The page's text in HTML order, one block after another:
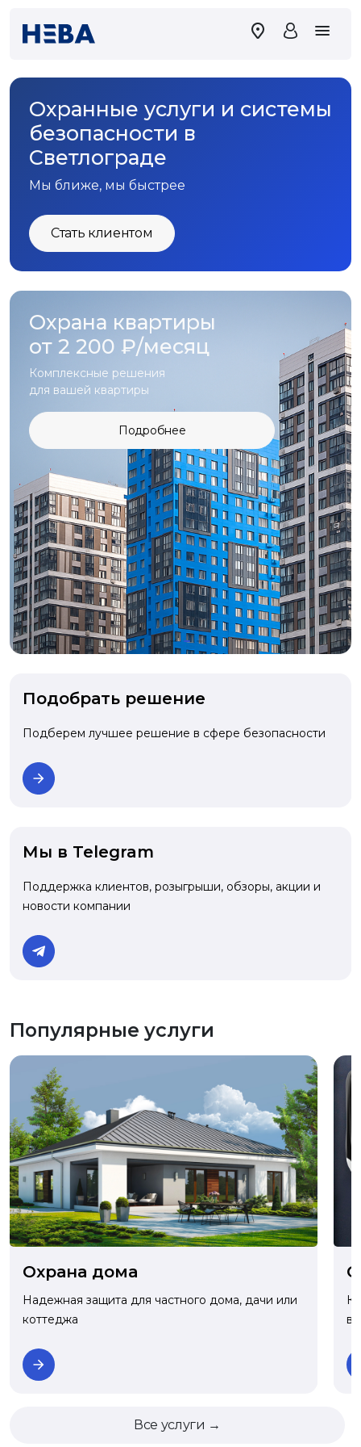
Охранные услуги и системы
безопасности в
Светлограде
Мы ближе, мы быстрее
Стать клиентом
Охрана квартиры
от 2 200 ₽/месяц
Комплексные решения
для вашей квартиры
Подробнее
Подобрать решение
Подберем лучшее решение в сфере безопасности
Мы в Telegram
Поддержка клиентов, розыгрыши, обзоры, акции и
новости компании
Популярные услуги
Охрана дома
Надежная защита для частного дома, дачи или
коттеджа
Все услуги →